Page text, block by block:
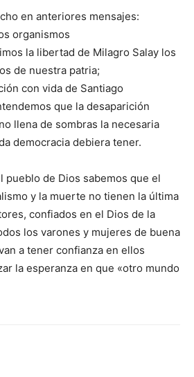
en anteriores mensajes:
organismos
la libertad de Milagro Salay los
de nuestra patria;
con vida de Santiago
que la desaparición
llena de sombras la necesaria
democracia debiera tener.
pueblo de Dios sabemos que el
y la muerte no tienen la última
confiados en el Dios de la
los varones y mujeres de buena
a tener confianza en ellos
la esperanza en que «otro mundo